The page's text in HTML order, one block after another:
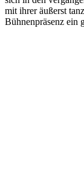
mit ihrer äußerst
Bühnenpräsenz ein